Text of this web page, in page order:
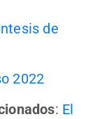
de
2022
: El